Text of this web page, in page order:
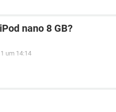
nano 8 GB?
um 14:14